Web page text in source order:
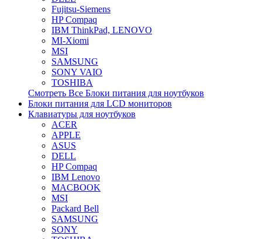
Fujitsu-Siemens
HP Compaq
IBM ThinkPad, LENOVO
MI-Xiomi
MSI
SAMSUNG
SONY VAIO
TOSHIBA
Смотреть Все Блоки питания для ноутбуков
Блоки питания для LCD мониторов
Клавиатуры для ноутбуков
ACER
APPLE
ASUS
DELL
HP Compaq
IBM Lenovo
MACBOOK
MSI
Packard Bell
SAMSUNG
SONY